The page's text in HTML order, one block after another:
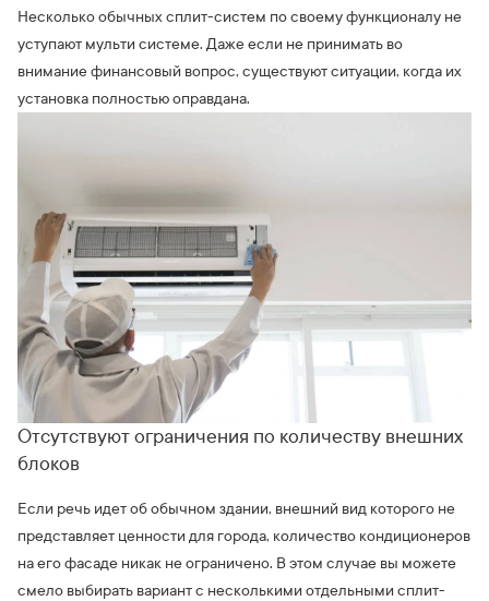
Несколько обычных сплит-систем по своему функционалу не
уступают мульти системе. Даже если не принимать во
внимание финансовый вопрос, существуют ситуации, когда их
установка полностью оправдана.
Отсутствуют ограничения по количеству внешних
блоков
Если речь идет об обычном здании, внешний вид которого не
представляет ценности для города, количество кондиционеров
на его фасаде никак не ограничено. В этом случае вы можете
смело выбирать вариант с несколькими отдельными сплит-